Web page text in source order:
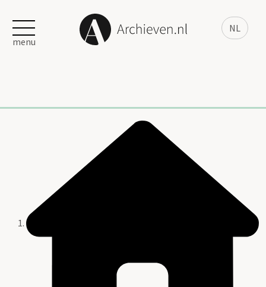
NL
menu